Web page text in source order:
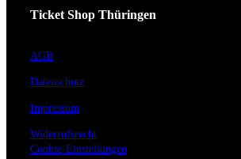
Ticket Shop Thüringen
AGB
Datenschutz
Impressum
Widerrufsrecht
Cookie-Einstellungen